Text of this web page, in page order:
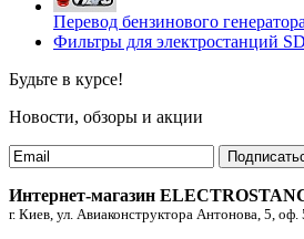
Перевод бензинового
Фильтры для электростанций
Будьте в курсе!
Новости, обзоры и акции
Интернет-магазин
г. Киев, ул. Авиаконструктора Антонова, 5, оф.